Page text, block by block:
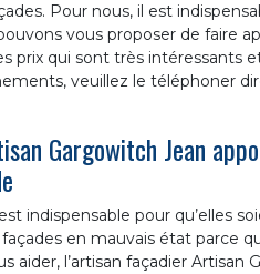
Pour nous, il est
vous proposer de faire
prix qui sont très intéressants
veuillez le téléphoner
Gargowitch Jean
indispensable pour qu’elles
façades en mauvais état parce
aider, l’artisan façadier